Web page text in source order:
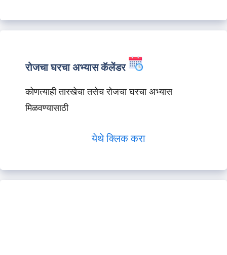
रोजचा घरचा अभ्यास कॅलेंडर
कोणत्याही तारखेचा तसेच रोजचा घरचा अभ्यास
मिळवण्यासाठी
येथे क्लिक करा